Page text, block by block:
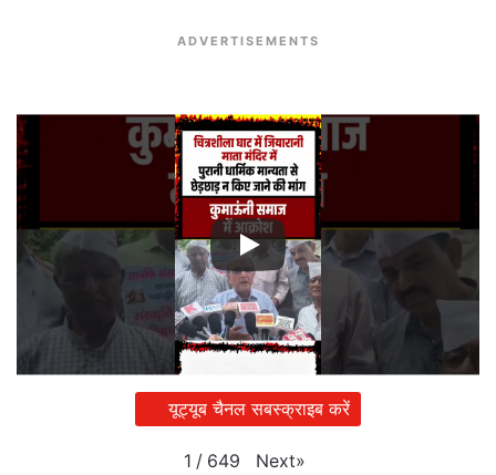
ADVERTISEMENTS
यूट्यूब चैनल सबस्क्राइब करें
1 / 649 Next»